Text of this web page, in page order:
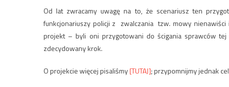
Od lat zwracamy uwagę na to, że scenariusz ten
funkcjonariuszy policji z zwalczania tzw. mowy
projekt – byli oni przygotowani do ścigania sprawców
zdecydowany krok.
O projekcie więcej pisaliśmy[TUTAJ]; przypomnijmy jednak